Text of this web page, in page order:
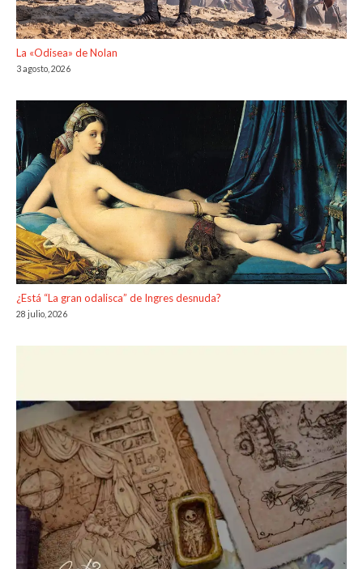
La «Odisea» de Nolan
3 agosto, 2026
¿Está “La gran odalisca” de Ingres desnuda?
28 julio, 2026